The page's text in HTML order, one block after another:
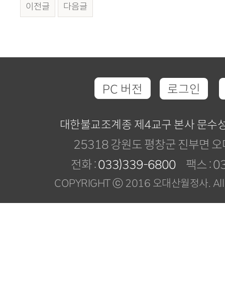
이전글 다음글
PC 버전 로그인
대한불교조계종 제4교구 본사 문수
25318 강원도 평창군 진부면
전화 :033)339-6800 팩스 :
COPYRIGHT ⓒ 2016 오대산월정사.